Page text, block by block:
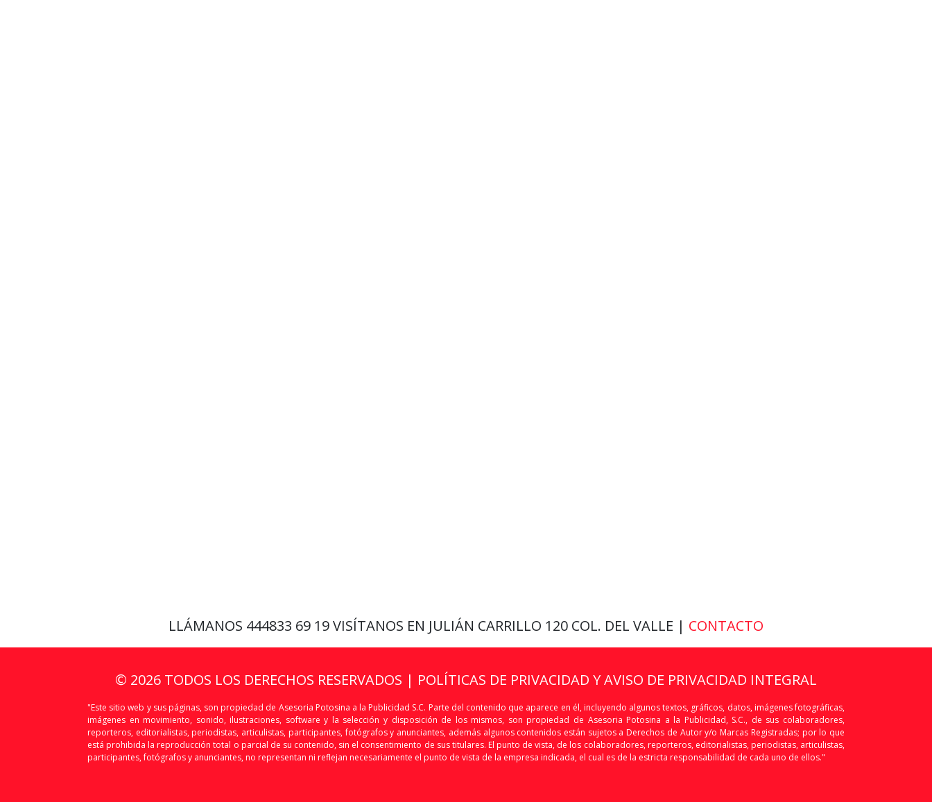
LLÁMANOS 444833 69 19VISÍTANOS EN JULIÁN CARRILLO 120 COL. DEL VALLE | CONTACTO
© 2026 TODOS LOS DERECHOS RESERVADOS | POLÍTICAS DE PRIVACIDAD Y AVISO DE PRIVACIDAD INTEGRAL
"Este sitio web y sus páginas, son propiedad de Asesoria Potosina a la Publicidad S.C. Parte del contenido que aparece en él, incluyendo algunos textos, gráficos, datos, imágenes fotográficas,
imágenes en movimiento, sonido, ilustraciones, software y la selección y disposición de los mismos, son propiedad de Asesoria Potosina a la Publicidad, S.C., de sus colaboradores,
reporteros, editorialistas, periodistas, articulistas, participantes, fotógrafos y anunciantes, además algunos contenidos están sujetos a Derechos de Autor y/o Marcas Registradas; por lo que
está prohibida la reproducción total o parcial de su contenido, sin el consentimiento de sus titulares. El punto de vista, de los colaboradores, reporteros, editorialistas, periodistas, articulistas,
participantes, fotógrafos y anunciantes, no representan ni reflejan necesariamente el punto de vista de la empresa indicada, el cual es de la estricta responsabilidad de cada uno de ellos."